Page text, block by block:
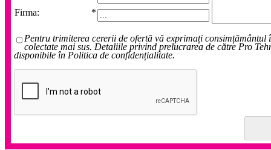
Firma:
*
Pentru trimiterea cererii de ofertă vă exprimați
colectate mai sus. Detaliile privind prelucrarea de către Pro
disponibile în Politica de confidențialitate.